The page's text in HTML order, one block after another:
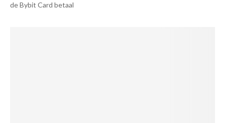
de Bybit Card betaal